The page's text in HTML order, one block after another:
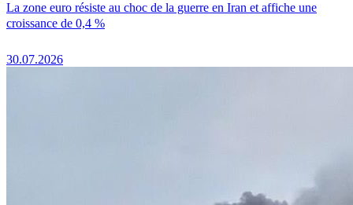
La zone euro résiste au choc de la guerre en Iran et affiche une
croissance de 0,4 %
30.07.2026